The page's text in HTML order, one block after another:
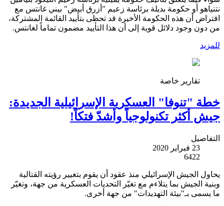
نتنياهو أو حكومة بديلة برئاسة زعيم "أزرق أبيض" بيني غانتس مع
افتراض أن هذه الحكومة الأخيرة قد تحظى بتأييد القائمة المشتركة،
من دون وجود دلائل قوية إلى أن هذا التأييد مضمون تماماً لغانتس.
للمزيد
تقارير خاصة
خطة "تنوفا" العسكرية الإسرائيلية الجديدة:
جيش أكثر تكنولوجياً وأشدّ فتكاً!
التفاصيل
23 فبراير 2020
6422
يحاول الجيش الإسرائيلي منذ عقود أن يقوم بتغيير رؤيته القتالية
وبنية الجيش بما يتلاءم مع تغيّر التحديات العسكرية من جهة، وتغيّر
ما يسمى بـ"بيئة التهديدات" من جهة أخرى.